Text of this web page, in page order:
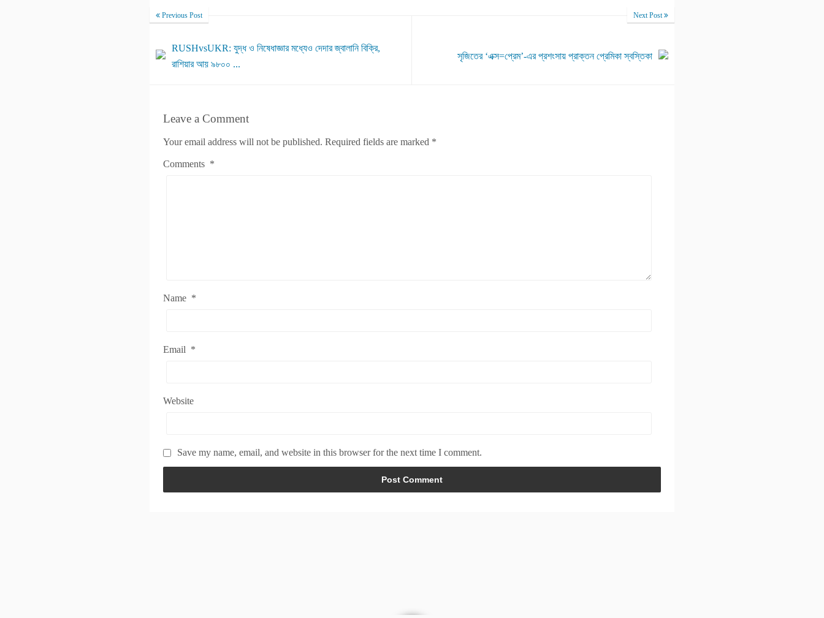
Previous Post
RUSHvsUKR: যুদ্ধ ও নিষেধাজ্ঞার মধ্যেও দেদার জ্বালানি বিক্রি,
রাশিয়ার আয় ৯৮০০ ...
Next Post
সৃজিতের ‘এক্স=প্রেম’-এর প্রশংসায় প্রাক্তন প্রেমিকা স্বস্তিকা
Leave a Comment
Your email address will not be published. Required fields are marked *
Comments *
Name *
Email *
Website
Save my name, email, and website in this browser for the next time I comment.